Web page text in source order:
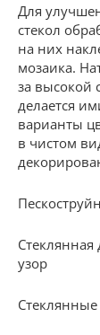
Для
стекол
на них
мозаика.
за высокой
делается
варианты
в чистом
узор